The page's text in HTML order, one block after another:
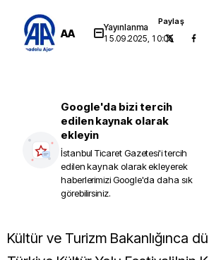
AA
Yayınlanma
15.09.2025, 10:05
Paylaş
Google'da bizi tercih
edilen kaynak olarak
ekleyin
İstanbul Ticaret Gazetesi'i tercih
edilen kaynak olarak ekleyerek
haberlerimizi Google'da daha sık
görebilirsiniz.
Kültür ve Turizm Bakanlığınca düzenlenen